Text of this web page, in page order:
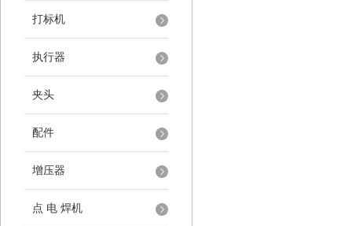
打标机
执行器
夹头
配件
增压器
点 电 焊机